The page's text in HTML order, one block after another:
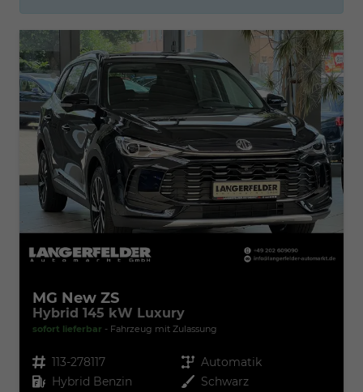
MG New ZS
Hybrid 145 kW Luxury
sofort lieferbar Fahrzeug mit Zulassung
Fahrzeugnr. 113-278117 Getriebe Automatik
Kraftstoff Hybrid Benzin Außenfarbe Schwarz